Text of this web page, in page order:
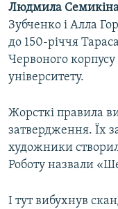
Людмила
Зубченко і Алла
до 150-річчя
Червоного корпусу
університету.
Жорсткі правила
затвердження. Їх
художники
Роботу назвали
І тут вибухнув